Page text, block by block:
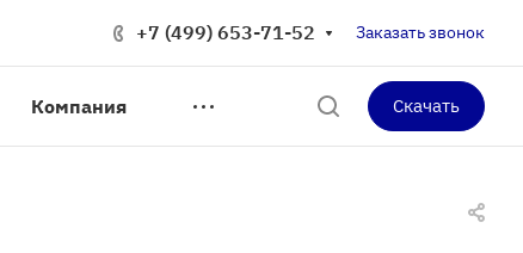
+7 (499) 653-71-52 Заказать звонок
Компания Скачать